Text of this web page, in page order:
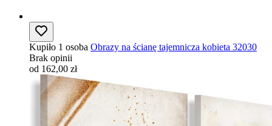
Kupiło 1 osoba Obrazy na ścianę tajemnicza kobieta 32030
Brak opinii
od 162,00 zł